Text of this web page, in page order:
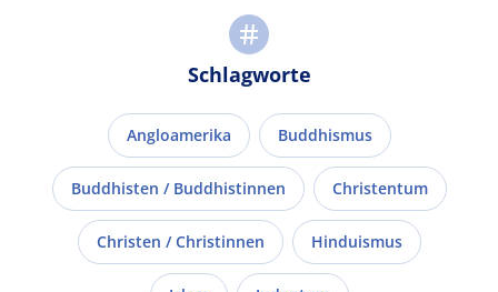
Schlagworte
Angloamerika Buddhismus
Buddhisten / Buddhistinnen Christentum
Christen / Christinnen Hinduismus